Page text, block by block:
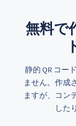
無料で
静的 QR コー
ません。作成
ますが、コン
した